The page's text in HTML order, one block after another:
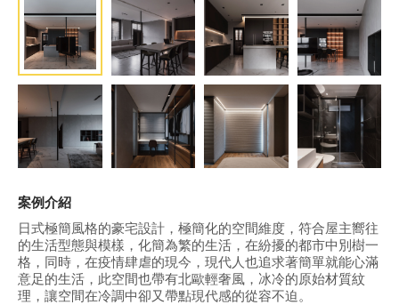
案例介紹
日式極簡風格的豪宅設計，極簡化的空間維度，符合屋主嚮往
的生活型態與模樣，化簡為繁的生活，在紛擾的都市中別樹一
格，同時，在疫情肆虐的現今，現代人也追求著簡單就能心滿
意足的生活，此空間也帶有北歐輕奢風，冰冷的原始材質紋
理，讓空間在冷調中卻又帶點現代感的從容不迫。